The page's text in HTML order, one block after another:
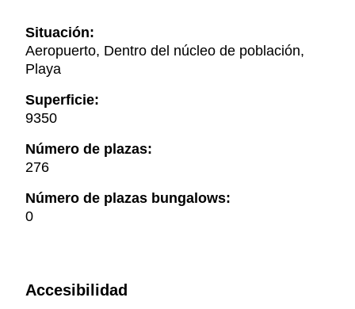
Situación:
Aeropuerto, Dentro del núcleo de población,
Playa
Superficie:
9350
Número de plazas:
276
Número de plazas bungalows:
0
Accesibilidad